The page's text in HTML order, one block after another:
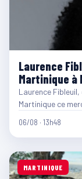
Laurence
Martinique à
Laurence
Martinique ce
06/08 · 13h48
MARTINIQUE